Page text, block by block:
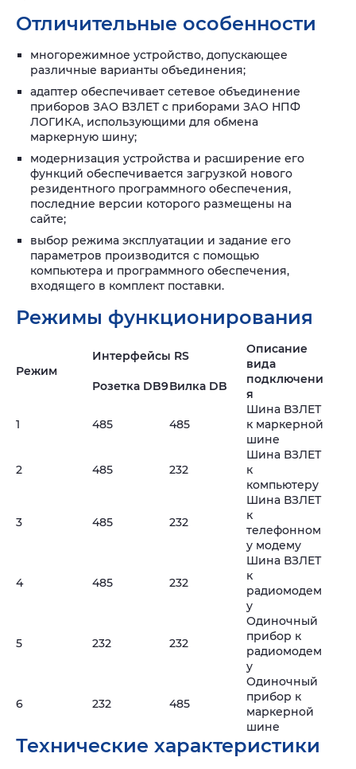
Отличительные особенности
многорежимное устройство, допускающее
различные варианты объединения;
адаптер обеспечивает сетевое объединение
приборов ЗАО ВЗЛЕТ с приборами ЗАО НПФ
ЛОГИКА, использующими для обмена
маркерную шину;
модернизация устройства и расширение его
функций обеспечивается загрузкой нового
резидентного программного обеспечения,
последние версии которого размещены на
сайте;
выбор режима эксплуатации и задание его
параметров производится с помощью
компьютера и программного обеспечения,
входящего в комплект поставки.
Режимы функционирования
Режим
Интерфейсы RS
Описание
вида
подключени
я
Розетка DB9Вилка DB
1 485 485
Шина ВЗЛЕТ
к маркерной
шине
2 485 232
Шина ВЗЛЕТ
к
компьютеру
3 485 232
Шина ВЗЛЕТ
к
телефонном
у модему
4 485 232
Шина ВЗЛЕТ
к
радиомодем
у
5 232 232
Одиночный
прибор к
радиомодем
у
6 232 485
Одиночный
прибор к
маркерной
шине
Технические характеристики